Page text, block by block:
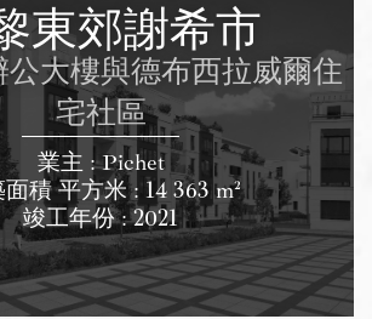
東郊謝希市
公大樓與德布西拉威爾住
宅社區
業主 : Pichet
積 平方米 : 14 363 m²
竣工年份 : 2021